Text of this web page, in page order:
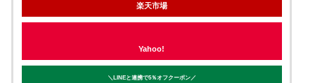
楽天市場
Yahoo!
＼LINEと連携で5％オフクーポン／